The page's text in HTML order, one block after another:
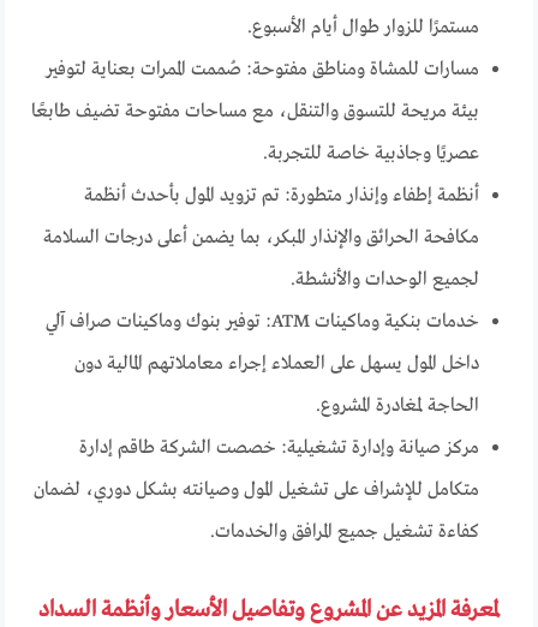
مستمرًا للزوار طوال أيام الأسبوع.
مسارات للمشاة ومناطق مفتوحة: صُممت الممرات بعناية لتوفير
بيئة مريحة للتسوق والتنقل، مع مساحات مفتوحة تضيف طابعًا
عصريًا وجاذبية خاصة للتجربة.
أنظمة إطفاء وإنذار متطورة: تم تزويد المول بأحدث أنظمة
مكافحة الحرائق والإنذار المبكر، بما يضمن أعلى درجات السلامة
لجميع الوحدات والأنشطة.
خدمات بنكية وماكينات ATM: توفير بنوك وماكينات صراف آلي
داخل المول يسهل على العملاء إجراء معاملاتهم المالية دون
الحاجة لمغادرة المشروع.
مركز صيانة وإدارة تشغيلية: خصصت الشركة طاقم إدارة
متكامل للإشراف على تشغيل المول وصيانته بشكل دوري، لضمان
كفاءة تشغيل جميع المرافق والخدمات.
لمعرفة المزيد عن المشروع وتفاصيل الأسعار وأنظمة السداد